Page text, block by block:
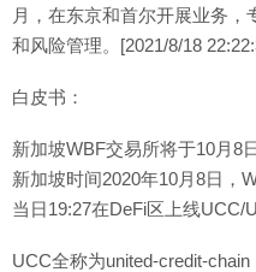
月，在东京和首尔开展业务
和风险管理。[2021/8/18
白皮书：
新加坡WBF交易所将于10月8
新加坡时间2020年10月8日，
当日19:27在DeFi区上线UCC/
UCC全称为united-credit-